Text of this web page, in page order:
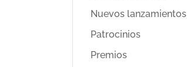
Nuevos lanzamientos
Patrocinios
Premios